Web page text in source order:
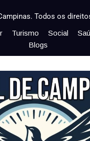
Todos os
Turismo Social
Blogs